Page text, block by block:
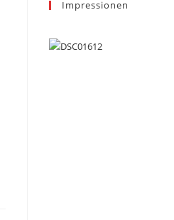
Impressionen